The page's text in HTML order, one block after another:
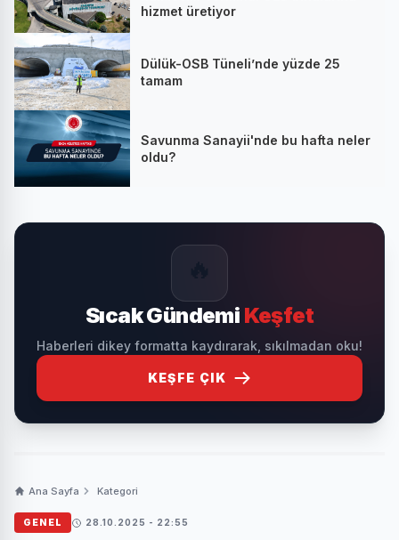
hizmet üretiyor
Dülük-OSB Tüneli’nde yüzde 25
tamam
Savunma Sanayii'nde bu hafta neler
oldu?
Sıcak Gündemi Keşfet
Haberleri dikey formatta kaydırarak, sıkılmadan oku!
KEŞFE ÇIK
Ana Sayfa Kategori
GENEL 28.10.2025 - 22:55